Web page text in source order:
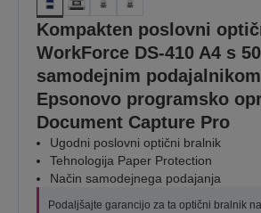
Kompakten poslovni
WorkForce DS-410 A4 s
samodejnim
Epsonovo programsko
Document Capture Pro
Ugodni poslovni optični bralnik
Tehnologija Paper Protection
Način samodejnega podajanja
Podaljšajte garancijo za ta optični bralnik